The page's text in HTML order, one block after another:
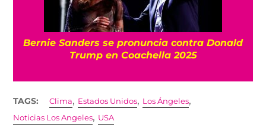
Bernie Sanders se pronuncia contra Donald
Trump en Coachella 2025
TAGS: Clima, Estados Unidos, Los Ángeles,
Noticias Los Angeles, USA